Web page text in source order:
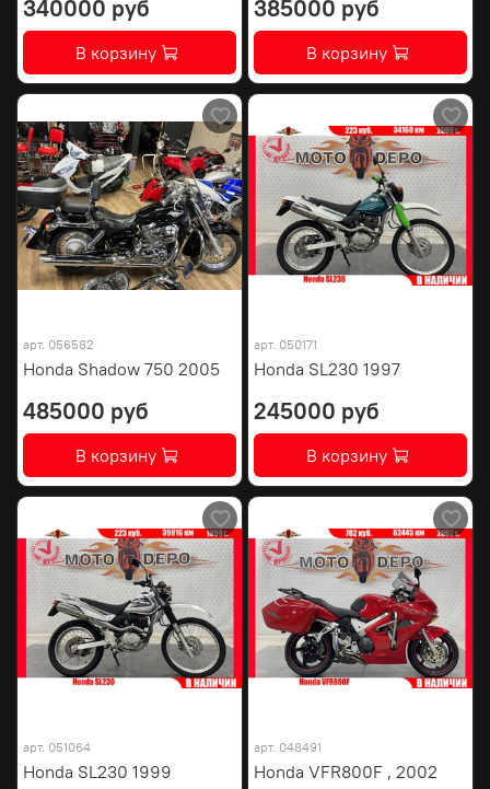
340000 руб
В корзину
385000 руб
В корзину
арт. 056582
Honda Shadow 750 2005
485000 руб
В корзину
арт. 050171
Honda SL230 1997
245000 руб
В корзину
арт. 051064
Honda SL230 1999
арт. 048491
Honda VFR800F , 2002